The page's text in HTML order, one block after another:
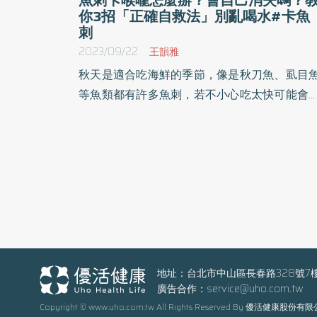
你3招「正確自救法」別亂喝水#卡魚
刺
2023/09/22 王韻雅
秋天是適合吃海鮮的季節，像是秋刀魚、虱目
等魚類都有許多魚刺，若不小心吃太快可能會出
地址：台北市中山區長春路328號7
廣告合作： service@uho.com.tw
Copyright © www.uho.com.tw All Rights Reserved By 優活健康股份有限